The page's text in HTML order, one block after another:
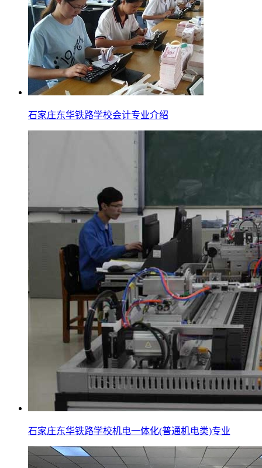
石家庄东华铁路学校会计专业介绍
石家庄东华铁路学校机电一体化(普通机电类)专业